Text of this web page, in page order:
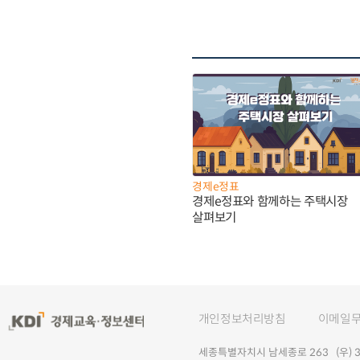
경제e정표
경제e정표와 함께하는 주택시장
살펴보기
개인정보처리방침 이메일
세종특별자치시 남세종로 263 (